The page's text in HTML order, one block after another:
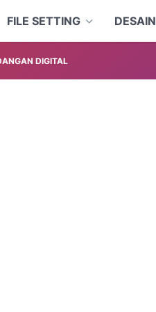
FILE SETTING DESAIN
DIGITAL